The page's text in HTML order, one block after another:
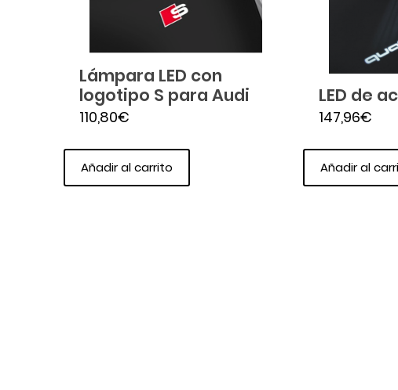
Lámpara LED con
logotipo S para Audi
110,80€
Añadir al carrito
LED de
147,96€
Añadir al